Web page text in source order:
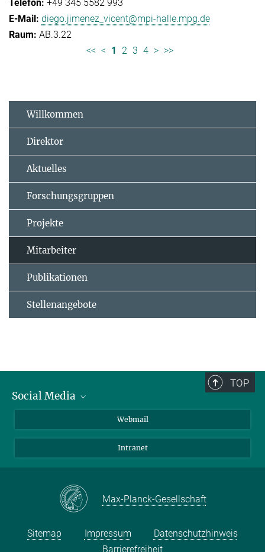
+49 345 5582 993
diego.jimenez_vicent@mpi-halle.mpg.de
AB.3.22
<< < 1 2 3 4 > >>
Willkommen
Direktor
Aktuelles
Forschungsgruppen
Projekte
Mitarbeiter
Publikationen
Stellenangebote
TOP
Social Media
YouTube
Webmail
Intranet
Max-Planck-Gesellschaft
Sitemap Impressum
Datenschutzhinweis
Barrierefreiheit